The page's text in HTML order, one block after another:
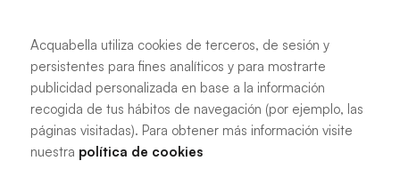
Acquabella utiliza cookies de terceros, de sesión y
persistentes para fines analíticos y para mostrarte
publicidad personalizada en base a la información
recogida de tus hábitos de navegación (por ejemplo, las
páginas visitadas). Para obtener más información visite
nuestra política de cookies